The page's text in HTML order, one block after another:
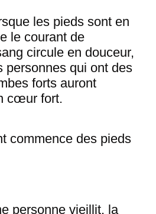
les pieds sont en
le courant de
circule en douceur,
personnes qui ont des
forts auront
cœur fort.
commence des pieds
personne vieillit, la